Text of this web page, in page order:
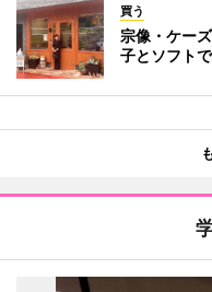
買う
宗像・ケー
子とソフト